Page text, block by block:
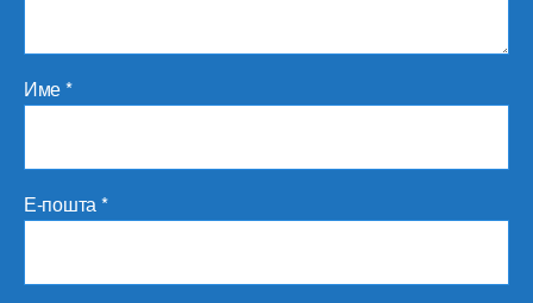
Име*
Е-пошта*